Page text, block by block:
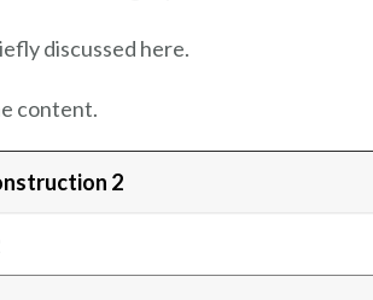
discussed here.
content.
2